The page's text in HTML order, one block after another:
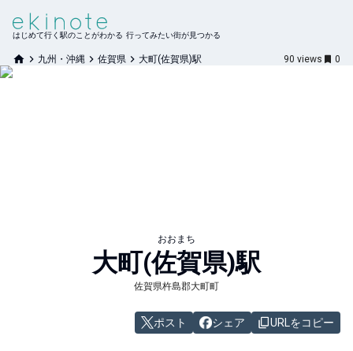
はじめて行く駅のことがわかる 行ってみたい街が見つかる
九州・沖縄 佐賀県 大町(佐賀県)駅 90 views 0
おおまち
大町(佐賀県)駅
佐賀県杵島郡大町町
ポスト シェア URLをコピー